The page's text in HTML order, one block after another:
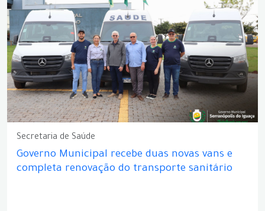
Secretaria de Saúde
Governo Municipal recebe duas novas vans e
completa renovação do transporte sanitário